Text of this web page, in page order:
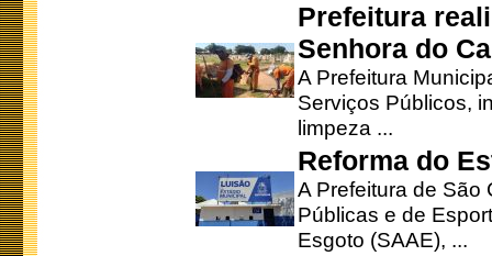
Prefeitura
Senhora do
A Prefeitura
Serviços Públicos,
limpeza ...
Reforma do
A Prefeitura de São
Públicas e de
Esgoto (SAAE), ...